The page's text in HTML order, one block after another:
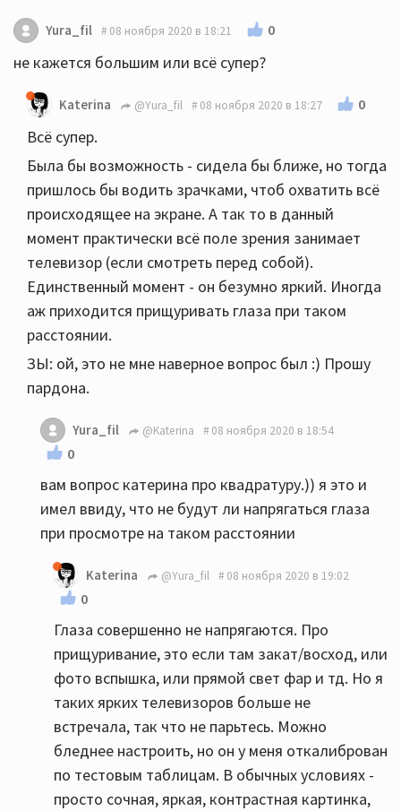
Yura_fil 08 ноября 2020 в 18:21 0
не кажется большим или всё супер?
Katerina @Yura_fil 08 ноября 2020 в 18:27 0
Всё супер.
Была бы возможность - сидела бы ближе, но тогда
пришлось бы водить зрачками, чтоб охватить всё
происходящее на экране. А так то в данный
момент практически всё поле зрения занимает
телевизор (если смотреть перед собой).
Единственный момент - он безумно яркий. Иногда
аж приходится прищуривать глаза при таком
расстоянии.
ЗЫ: ой, это не мне наверное вопрос был :) Прошу
пардона.
Yura_fil @Katerina 08 ноября 2020 в 18:54
0
вам вопрос катерина про квадратуру.)) я это и
имел ввиду, что не будут ли напрягаться глаза
при просмотре на таком расстоянии
Katerina @Yura_fil 08 ноября 2020 в 19:02
0
Глаза совершенно не напрягаются. Про
прищуривание, это если там закат/восход, или
фото вспышка, или прямой свет фар и тд. Но я
таких ярких телевизоров больше не
встречала, так что не парьтесь. Можно
бледнее настроить, но он у меня откалиброван
по тестовым таблицам. В обычных условиях -
просто сочная, яркая, контрастная картинка,